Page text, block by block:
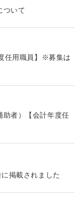
ついて
任用職員】※募集は
助者）【会計年度任
掲載されました